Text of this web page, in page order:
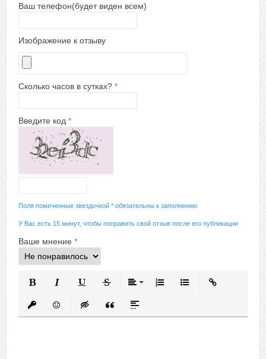
Ваш телефон(будет виден всем)
Изображение к отзыву
Сколько часов в сутках? *
Введите код *
Поля помеченные звездочкой * обязательны к заполнению
У Вас есть 15 минут, чтобы поправить свой отзыв после его публикации
Ваше мнение *
Маркированный
Вставить
Вставить защищенную ссылку
Вставить смайлик
Вставка скрытого текста
Вставка цитаты
Вставка спойлера